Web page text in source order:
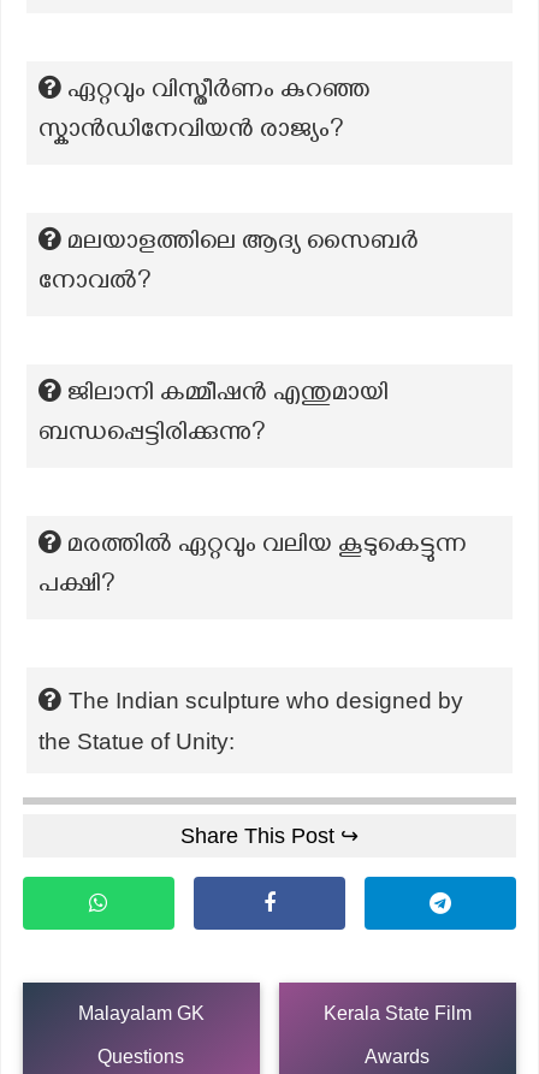
ഏറ്റവും വിസ്തീർണം കുറഞ്ഞ
സ്കാൻഡിനേവിയൻ രാജ്യം?
മലയാളത്തിലെ ആദ്യ സൈബര്‍
നോവല്‍?
ജിലാനി കമ്മീഷൻ എന്തുമായി
ബന്ധപ്പെട്ടിരിക്കുന്നു?
മരത്തിൽ ഏറ്റവും വലിയ കൂടുകെട്ടുന്ന
പക്ഷി?
The Indian sculpture who designed by
the Statue of Unity:
Share This Post ↪
Malayalam GK
Questions
Kerala State Film
Awards